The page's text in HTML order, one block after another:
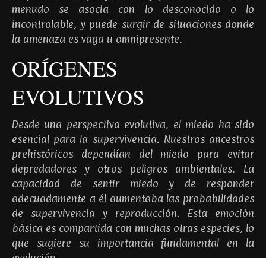
menudo se asocia con lo desconocido o lo
incontrolable, y puede surgir de situaciones donde
la amenaza es vaga u omnipresente.
ORÍGENES
EVOLUTIVOS
Desde una perspectiva evolutiva, el miedo ha sido
esencial para la supervivencia. Nuestros ancestros
prehistóricos dependían del miedo para evitar
depredadores y otros peligros ambientales. La
capacidad de sentir miedo y de responder
adecuadamente a él aumentaba las probabilidades
de supervivencia y reproducción. Esta emoción
básica es compartida con muchas otras especies, lo
que sugiere su importancia fundamental en la